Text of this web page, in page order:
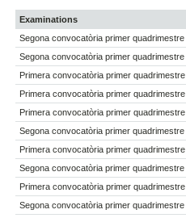
Examinations
Segona convocatòria primer quadrimestre
Segona convocatòria primer quadrimestre
Primera convocatòria primer quadrimestre
Primera convocatòria primer quadrimestre
Primera convocatòria primer quadrimestre
Segona convocatòria primer quadrimestre
Primera convocatòria primer quadrimestre
Segona convocatòria primer quadrimestre
Primera convocatòria primer quadrimestre
Segona convocatòria primer quadrimestre